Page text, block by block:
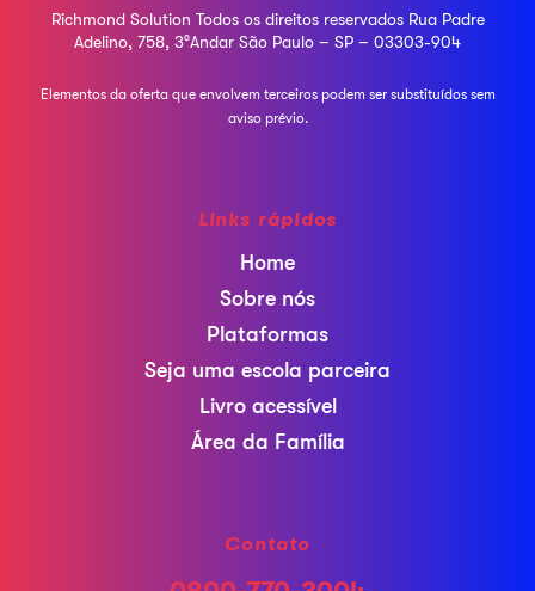
Richmond Solution Todos os direitos reservados Rua Padre
Adelino, 758, 3°Andar São Paulo – SP – 03303-904
Elementos da oferta que envolvem terceiros podem sersubstituídos sem
aviso prévio.
Links rápidos
Home
Sobre nós
Plataformas
Seja uma escola parceira
Livro acessível
Área da Família
Contato